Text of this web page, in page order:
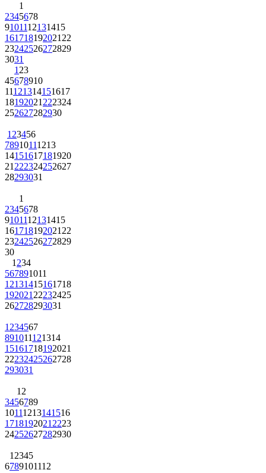
1
2345678
9101112131415
161718192021 22
23242526272829
3031
1 23
45678910
11121314151617
18192021 222324
252627282930
1 23456
78910111213
14151617181920
21 222324252627
28293031
1
2345678
9101112131415
161718192021 22
23242526272829
30
1 234
567891011
12131415161718
192021 22232425
262728293031
1 234567
891011121314
15161718192021
22232425262728
293031
1 2
3456789
10111213141516
1718192021 2223
24252627282930
1 2345
6789101112